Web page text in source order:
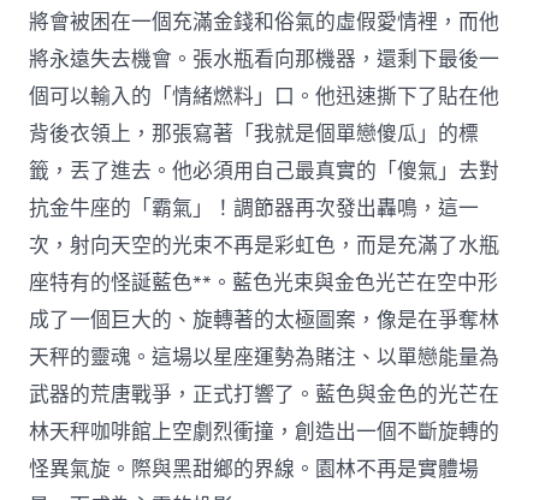
將會被困在一個充滿金錢和俗氣的虛假愛情裡，而他
將永遠失去機會。張水瓶看向那機器，還剩下最後一
個可以輸入的「情緒燃料」口。他迅速撕下了貼在他
背後衣領上，那張寫著「我就是個單戀傻瓜」的標
籤，丟了進去。他必須用自己最真實的「傻氣」去對
抗金牛座的「霸氣」！調節器再次發出轟鳴，這一
次，射向天空的光束不再是彩虹色，而是充滿了水瓶
座特有的怪誕藍色**。藍色光束與金色光芒在空中形
成了一個巨大的、旋轉著的太極圖案，像是在爭奪林
天秤的靈魂。這場以星座運勢為賭注、以單戀能量為
武器的荒唐戰爭，正式打響了。藍色與金色的光芒在
林天秤咖啡館上空劇烈衝撞，創造出一個不斷旋轉的
怪異氣旋。際與黑甜鄉的界線。園林不再是實體場